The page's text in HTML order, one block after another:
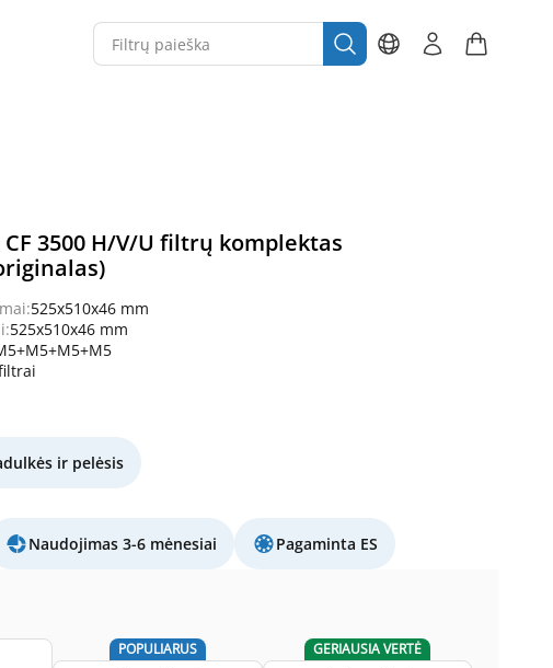
3500 H/V/U filtrų komplektas
525x510x46 mm
525x510x46 mm
ir pelėsis
Naudojimas 3-6 mėnesiai Pagaminta ES
POPULIARUS
GERIAUSIA VERTĖ